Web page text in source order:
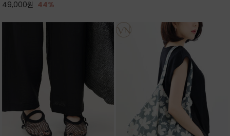
49,000원 44%